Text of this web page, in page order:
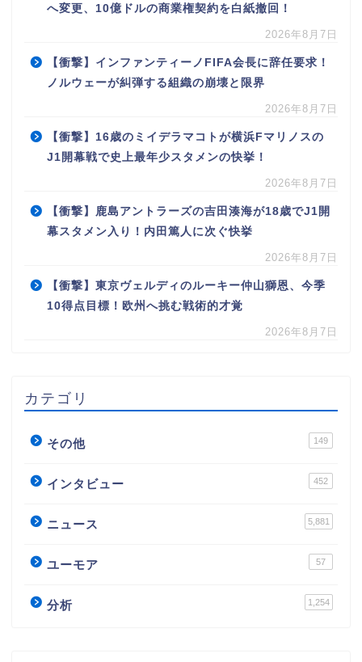
へ変更、10億ドルの商業権契約を白紙撤回！
2026年8月7日
【衝撃】インファンティーノFIFA会長に辞任要求！
ノルウェーが糾弾する組織の崩壊と限界
2026年8月7日
【衝撃】16歳のミイデラマコトが横浜Fマリノスの
J1開幕戦で史上最年少スタメンの快挙！
2026年8月7日
【衝撃】鹿島アントラーズの吉田湊海が18歳でJ1開
幕スタメン入り！内田篤人に次ぐ快挙
2026年8月7日
【衝撃】東京ヴェルディのルーキー仲山獅恩、今季
10得点目標！欧州へ挑む戦術的才覚
2026年8月7日
カテゴリ
その他 149
インタビュー 452
ニュース 5,881
ユーモア 57
分析 1,254